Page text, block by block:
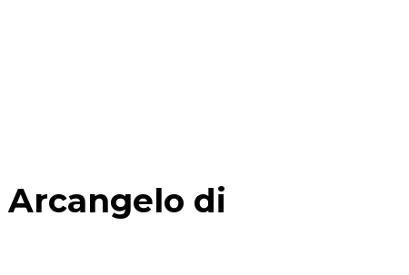
Arcangelo di